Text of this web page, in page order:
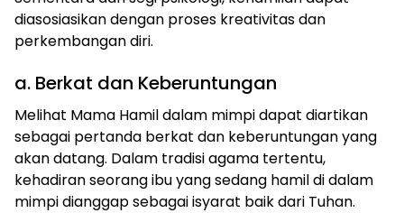
diasosiasikan dengan proses kreativitas dan
perkembangan diri.
a. Berkat dan Keberuntungan
Melihat Mama Hamil dalam mimpi dapat diartikan
sebagai pertanda berkat dan keberuntungan yang
akan datang. Dalam tradisi agama tertentu,
kehadiran seorang ibu yang sedang hamil di dalam
mimpi dianggap sebagai isyarat baik dari Tuhan.